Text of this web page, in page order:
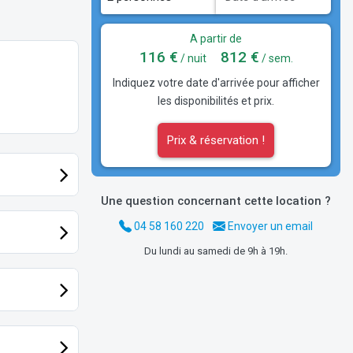
A partir de
116 € / nuit 812 € / sem.
Indiquez votre date d'arrivée pour afficher
les disponibilités et prix.
Prix & réservation !
Une question concernant cette location ?
04 58 160 220 Envoyer un email
Du lundi au samedi de 9h à 19h.